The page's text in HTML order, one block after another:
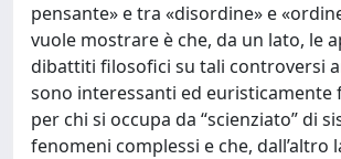
pensante» e tra «disordine» e
vuole mostrare è che, da un lato, le
dibattiti filosofici su tali controversi
sono interessanti ed euristicamente
per chi si occupa da “scienziato” di
fenomeni complessi e che, dall’altro